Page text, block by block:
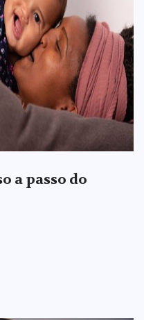
a passo do